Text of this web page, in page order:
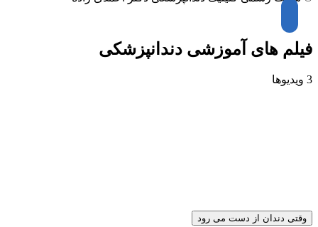
فیلم های آموزشی دندانپزشکی
3 ویدیوها
وقتی دندان از دست می رود